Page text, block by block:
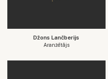
Džons Lančberijs
Aranžētājs